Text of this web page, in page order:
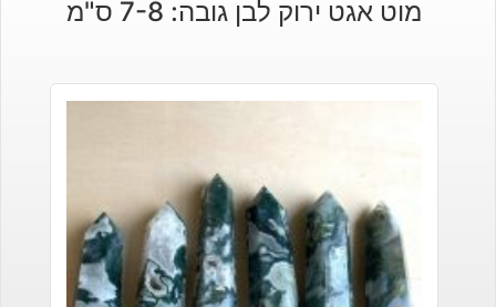
מוט אגט ירוק לבן גובה: 7-8 ס"מ